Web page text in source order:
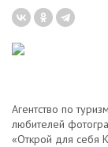
Агентство по
любителей
«Открой для себя